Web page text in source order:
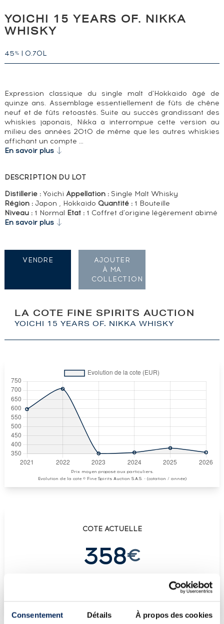
Consentement Détails À propos des cookies
YOICHI 15 YEARS OF. NIKKA
WHISKY
45% | 0.70L
Expression classique du single malt d'Hokkaido âgé de
quinze ans. Assemblage essentiellement de fûts de chêne
neuf et de fûts retoastés. Suite au succès grandissant des
whiskies japonais, Nikka a interrompue cette version au
milieu des années 2010 de même que les autres whiskies
affichant un compte …
En savoir plus
DESCRIPTION DU LOT
Distillerie :Yoichi Appellation :Single Malt Whisky
Région : Japon , Hokkaido Quantité :1 Bouteille
Niveau :1 Normal Etat :1 Coffret d'origine légèrement abimé
En savoir plus
LA COTE FINE SPIRITS AUCTION
YOICHI 15 YEARS OF. NIKKA WHISKY
Prix moyen proposé aux particuliers.
Evolution de la cote © Fine Spirits Auction S.A.S. - (cotation / année)
COTE ACTUELLE
358€
VENDRE
AJOUTER
À MA
COLLECTION